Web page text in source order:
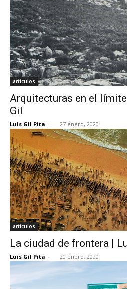
artículos
Arquitecturas en el
Gil
Luis Gil Pita - 27 enero, 2020
artículos
La ciudad de frontera |
Luis Gil Pita - 20 enero, 2020